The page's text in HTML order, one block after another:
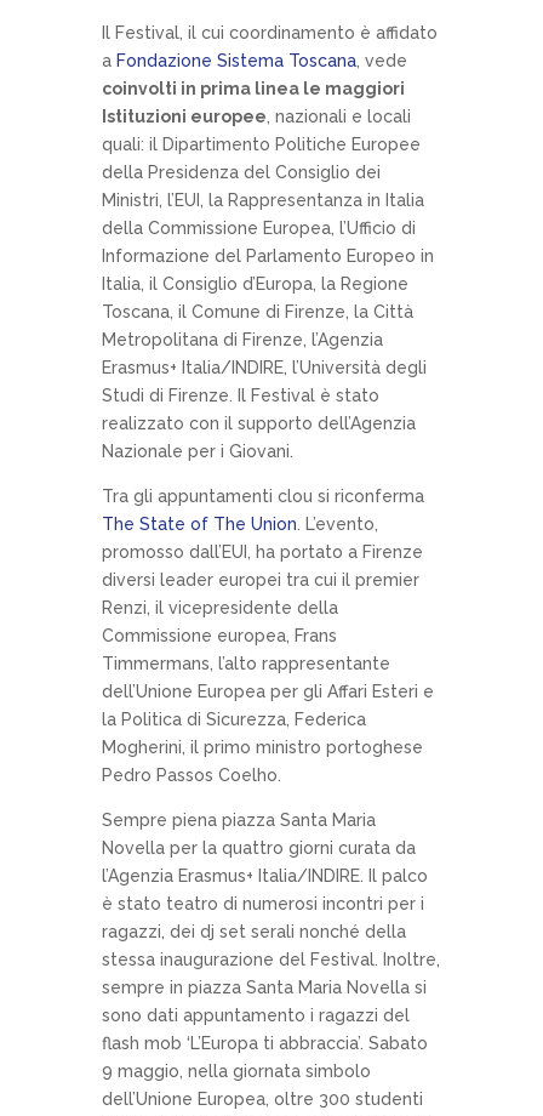
Il Festival, il cui coordinamento è affidato
a Fondazione Sistema Toscana , vede
coinvolti in prima linea le maggiori
Istituzioni europee , nazionali e locali
quali: il Dipartimento Politiche Europee
della Presidenza del Consiglio dei
Ministri, l’EUI, la Rappresentanza in Italia
della Commissione Europea, l’Ufficio di
Informazione del Parlamento Europeo in
Italia, il Consiglio d’Europa, la Regione
Toscana, il Comune di Firenze, la Città
Metropolitana di Firenze, l’Agenzia
Erasmus+ Italia/INDIRE, l’Università degli
Studi di Firenze. Il Festival è stato
realizzato con il supporto dell’Agenzia
Nazionale per i Giovani.
Tra gli appuntamenti clou si riconferma
The State of The Union . L’evento,
promosso dall’EUI, ha portato a Firenze
diversi leader europei tra cui il premier
Renzi, il vicepresidente della
Commissione europea, Frans
Timmermans, l’alto rappresentante
dell’Unione Europea per gli Affari Esteri e
la Politica di Sicurezza, Federica
Mogherini, il primo ministro portoghese
Pedro Passos Coelho.
Sempre piena piazza Santa Maria
Novella per la quattro giorni curata da
l’Agenzia Erasmus+ Italia/INDIRE. Il palco
è stato teatro di numerosi incontri per i
ragazzi, dei dj set serali nonché della
stessa inaugurazione del Festival. Inoltre,
sempre in piazza Santa Maria Novella si
sono dati appuntamento i ragazzi del
flash mob ‘L’Europa ti abbraccia’. Sabato
9 maggio, nella giornata simbolo
dell’Unione Europea, oltre 300 studenti